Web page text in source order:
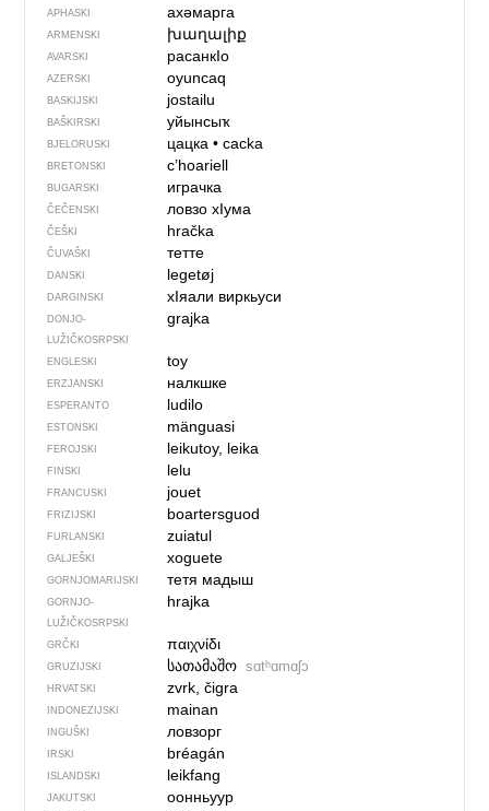
APHASKI ахәмарга
ARMENSKI խաղալիք
AVARSKI расанкIо
AZERSKI oyuncaq
BASKIJSKI jostailu
BAŠKIRSKI уйынсыҡ
BJELORUSKI цацка• cacka
BRETONSKI c’hoariell
BUGARSKI играчка
ČEČENSKI ловзо хIума
ČEŠKI hračka
ČUVAŠKI тетте
DANSKI legetøj
DARGINSKI хIяали виркьуси
DONJO­
LUŽIČKOSRPSKI
grajka
ENGLESKI toy
ERZJANSKI налкшке
ESPERANTO ludilo
ESTONSKI mänguasi
FEROJSKI leikutoy, leika
FINSKI lelu
FRANCUSKI jouet
FRIZIJSKI boartersguod
FURLANSKI zuiatul
GALJEŠKI xoguete
GORNJOMARIJSKI тетя мадыш
GORNJO­
LUŽIČKOSRPSKI
hrajka
GRČKI παιχνίδι
GRUZIJSKI სათამაშო sɑtʰɑmɑʃɔ
HRVATSKI zvrk, čigra
INDONEZIJSKI mainan
INGUŠKI ловзорг
IRSKI bréagán
ISLANDSKI leikfang
JAKUTSKI оонньуур